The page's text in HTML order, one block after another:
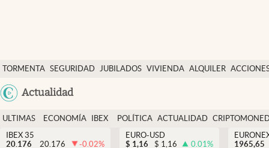
TORMENTA SEGURIDAD JUBILADOS VIVIENDA ALQUILER
USA
Actualidad
Economía y finanzas
Política
Actualidad
Criptomonedas
ULTIMAS
NOTICIAS
ECONOMÍA
IBEX
POLÍTICA ACTUALIDAD
IBEX 35
20.176
20.176 -0.02%
EURO-USD
$ 1,16 $ 1,16 0.01%
1965,65